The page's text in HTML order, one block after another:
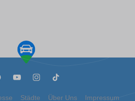
Städte Über Uns Impressum